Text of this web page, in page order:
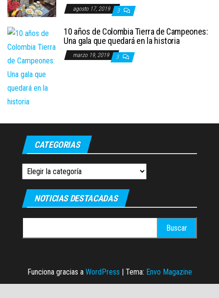
agosto 17, 2019 3
10 años de Colombia Tierra de Campeones:
Una gala que quedará en la historia
marzo 19, 2019 3
CATEGORIAS
Categorias
NOTICIAS DESTACADAS
Funciona gracias a WordPress | Tema: Envo Magazine